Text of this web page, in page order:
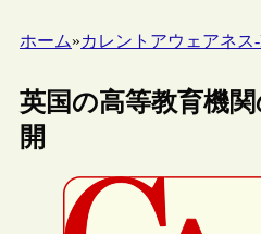
ホーム»カレントアウェアネス
英国の高等教育機
開